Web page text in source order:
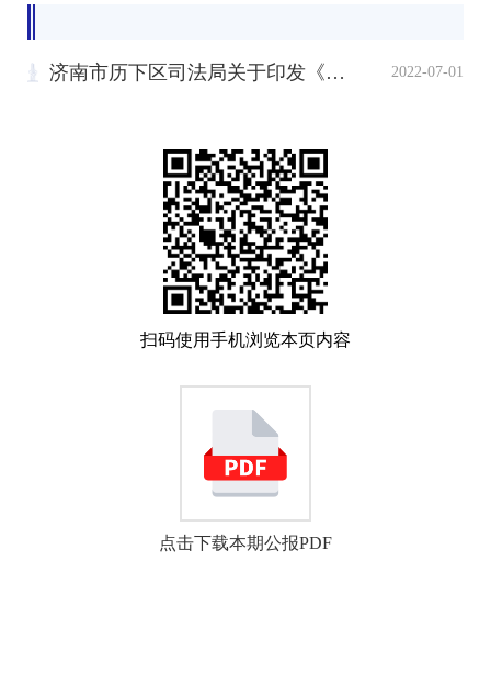
济南市历下区司法局关于印发《济南市历下区区级法律援助补贴标准管理办法》的通知 2022-07-01
扫码使用手机浏览本页内容
点击下载本期公报PDF